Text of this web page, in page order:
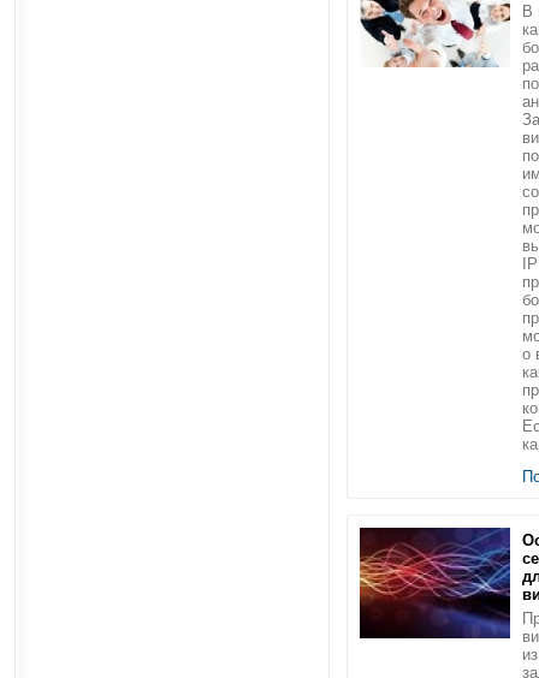
В
о